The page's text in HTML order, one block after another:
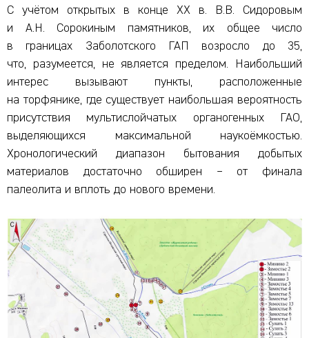
С учётом открытых в конце XX в. В.В. Сидоровым
и А.Н. Сорокиным памятников, их общее число
в границах Заболотского ГАП возросло до 35,
что, разумеется, не является пределом. Наибольший
интерес вызывают пункты, расположенные
на торфянике, где существует наибольшая вероятность
присутствия мультислойчатых органогенных ГАО,
выделяющихся максимальной наукоёмкостью.
Хронологический диапазон бытования добытых
материалов достаточно обширен – от финала
палеолита и вплоть до нового времени.